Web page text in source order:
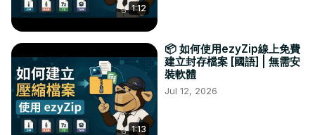
1:12
1:13
📦 如何使用ezyZip線上免費
建立封存檔案 [國語] | 無需安
裝軟體
Jul 12, 2026